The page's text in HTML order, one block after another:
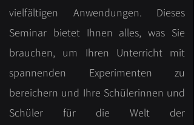
vielfältigen Anwendungen. Dieses
Seminar bietet Ihnen alles, was Sie
brauchen, um Ihren Unterricht mit
spannenden Experimenten zu
bereichern und Ihre Schülerinnen und
Schüler für die Welt der